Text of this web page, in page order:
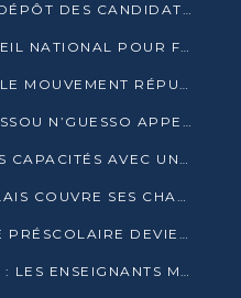
PRÉSIDENTIELLE 2026 : LE DÉPÔT DES CANDIDATURES OUVERT DU 29 JANVIER AU 12 FÉVRIER
L’UPADS RÉUNIT SON CONSEIL NATIONAL POUR FIXER SA LIGNE POLITIQUE À DEUX MOIS DE LA PRÉSIDENTIELLE
PRÉSIDENTIELLE DE 2026 : LE MOUVEMENT RÉPUBLICAIN DÉNONCE UNE CONVOCATION ÉLECTORALE « OPAQUE ET PRÉCIPITÉE »
SOMMET DE LA CEMAC : SASSOU N’GUESSO APPELLE À LA VIGILANCE FACE AUX RISQUES ÉCONOMIQUES
AGL CONGO RENFORCE SES CAPACITÉS AVEC UNE GRUE DE 250 TONNES
CAN 2025 : L’ÉTAT SÉNÉGALAIS COUVRE SES CHAMPIONS D’AFRIQUE DE RÉCOMPENSES EXCEPTIONNELLES
ÉDUCATION AU CONGO : LE PRÉSCOLAIRE DEVIENT OBLIGATOIRE, LE BTS CONSACRÉ DIPLÔME D’ÉTAT
ENSEIGNEMENT SUPÉRIEUR : LES ENSEIGNANTS MAINTIENNENT LA GRÈVE ET EXIGENT UN ACCORD ÉCRIT AVEC L’ÉTAT